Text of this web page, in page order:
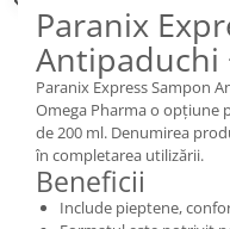
Paranix
Antipaduchi
Paranix Express Sampon
Omega Pharma o opțiune
de 200 ml. Denumirea
în completarea utilizării.
Beneficii
Include pieptene,